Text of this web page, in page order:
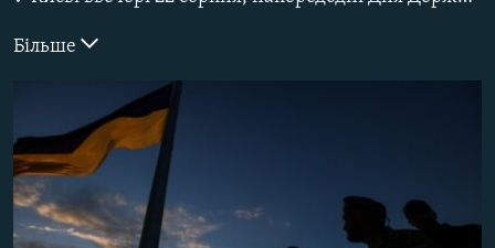
УКРАЇНСЬКА ПРОБЛЕМА КРИМУ
ІНФОГРАФІКА
Русский
ДОЛУЧАЙСЯ!
Усі сайти RFE/RL
Більше